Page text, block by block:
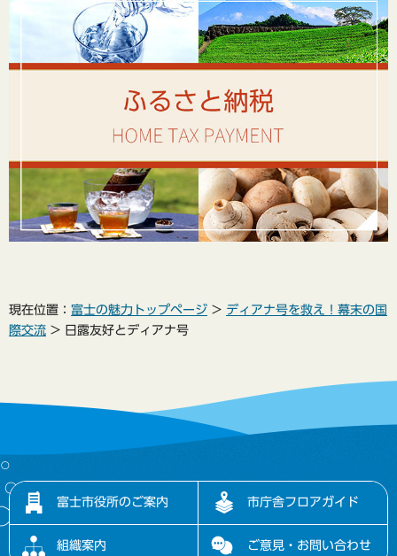
現在位置： 富士の魅力トップページ > ディアナ号を救え！幕末の国
際交流 > 日露友好とディアナ号
富士市役所のご案内 市庁舎フロアガイド
組織案内 ご意見・お問い合わせ